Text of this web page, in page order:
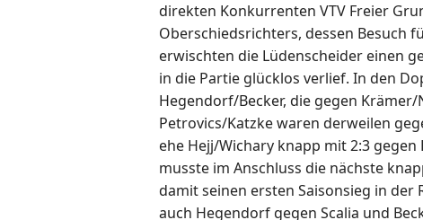
direkten Konkurrenten VTV Freier
Oberschiedsrichters, dessen Besuch
erwischten die Lüdenscheider einen
in die Partie glücklos verlief. In den
Hegendorf/Becker, die gegen
Petrovics/Katzke waren derweilen
ehe Hejj/Wichary knapp mit 2:3
musste im Anschluss die nächste
damit seinen ersten Saisonsieg in
auch Hegendorf gegen Scalia und